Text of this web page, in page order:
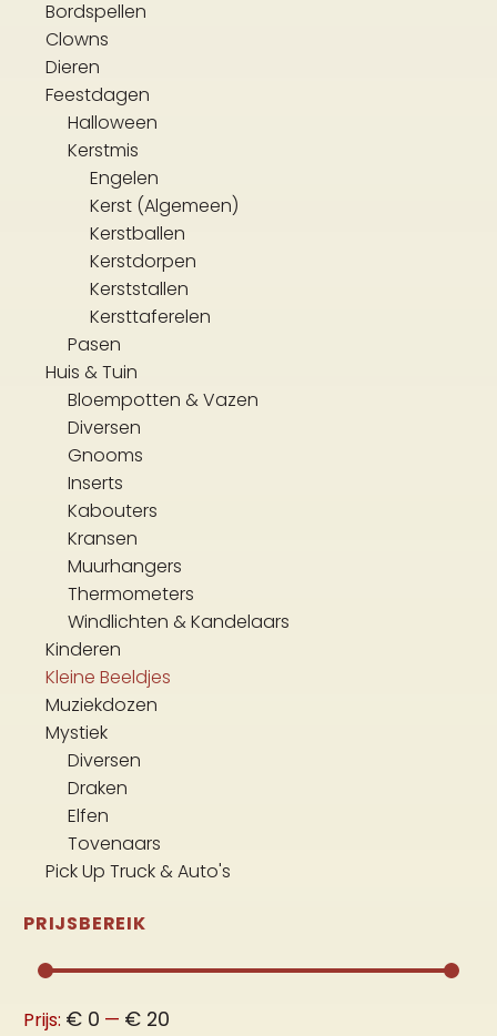
Bordspellen
Clowns
Dieren
Feestdagen
Halloween
Kerstmis
Engelen
Kerst (Algemeen)
Kerstballen
Kerstdorpen
Kerststallen
Kersttaferelen
Pasen
Huis & Tuin
Bloempotten & Vazen
Diversen
Gnooms
Inserts
Kabouters
Kransen
Muurhangers
Thermometers
Windlichten & Kandelaars
Kinderen
Kleine Beeldjes
Muziekdozen
Mystiek
Diversen
Draken
Elfen
Tovenaars
Pick Up Truck & Auto's
PRIJSBEREIK
Min.
Max.
Prijs: € 0 — € 20